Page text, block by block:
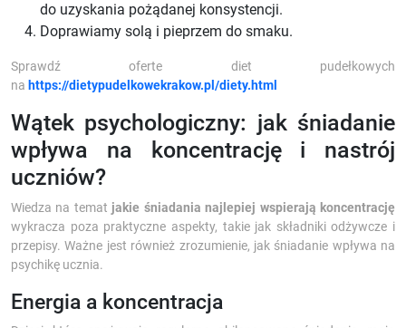
do uzyskania pożądanej konsystencji.
Doprawiamy solą i pieprzem do smaku.
Sprawdź oferte diet pudełkowych
na https://dietypudelkowekrakow.pl/diety.html
Wątek psychologiczny: jak śniadanie
wpływa na koncentrację i nastrój
uczniów?
Wiedza na temat jakie śniadania najlepiej wspierają koncentrację
wykracza poza praktyczne aspekty, takie jak składniki odżywcze i
przepisy. Ważne jest również zrozumienie, jak śniadanie wpływa na
psychikę ucznia.
Energia a koncentracja